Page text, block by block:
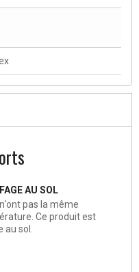
AU SOL
pas la même
Ce produit est
sol.